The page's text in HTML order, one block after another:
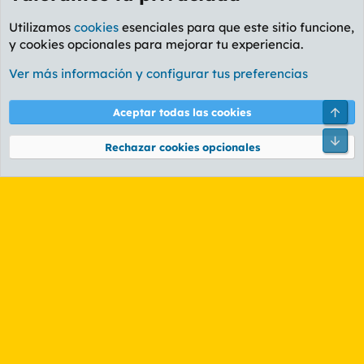
Foro Informática y Videojuegos
Cookies
PL OLDSTYLE AMARILLO
Términos y reglas Política de privacidad Ayuda
Community platform by XenForo® © 2010-2026 XenForo Ltd.
Utilizamos cookies esenciales para que este sitio funcione,
y cookies opcionales para mejorar tu experiencia.
Ver más información y configurar tus preferencias
Aceptar todas las cookies
Rechazar cookies opcionales
Pie